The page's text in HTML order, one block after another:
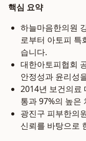
핵심 요약
하늘마음한의원
로부터 아토피 특
습니다.
대한아토피협회
안정성과 윤리성
2014년 보건의료
통과 97%의 높은
광진구 피부한의
신뢰를 바탕으로